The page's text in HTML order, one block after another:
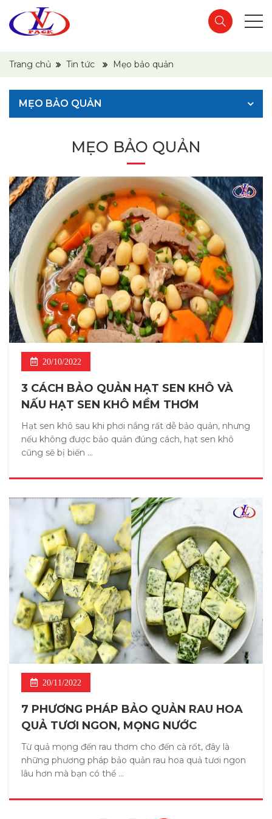
Trang chủ Tin tức Mẹo bảo quản
MẸO BẢO QUẢN
MẸO BẢO QUẢN
20/10/2022
3 CÁCH BẢO QUẢN HẠT SEN KHÔ VÀ
NẤU HẠT SEN KHÔ MỀM THƠM
Hạt sen khô sau khi phơi nắng rất dễ bảo quản, nhưng
nếu không được bảo quản đúng cách, hạt sen khô
cũng sẽ bị biến ...
20/11/2022
7 PHƯƠNG PHÁP BẢO QUẢN RAU HOA
QUẢ TƯƠI NGON, MỌNG NƯỚC
Từ quả mọng đến rau thơm cho đến cà rốt, đây là
những phương pháp bảo quản rau hoa quả tươi ngon
lâu hơn mà bạn có thể ...